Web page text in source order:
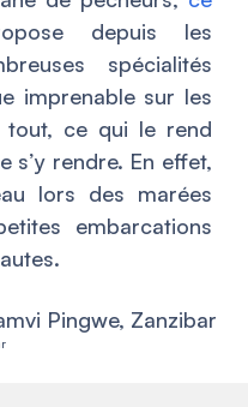
depuis les
spécialités
imprenable sur les
tout, ce qui le rend
s’y rendre. En effet,
lors des marées
embarcations